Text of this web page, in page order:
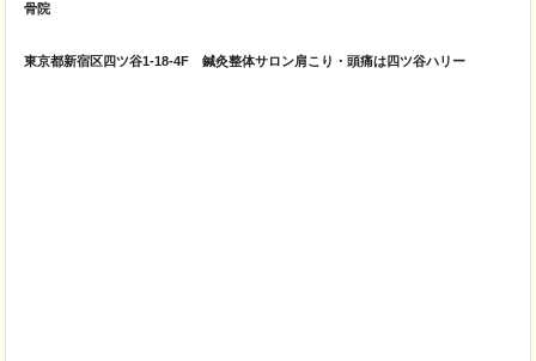
骨院
東京都新宿区四ツ谷1-18-4F 鍼灸整体サロン肩こり・頭痛は四ツ谷ハリー